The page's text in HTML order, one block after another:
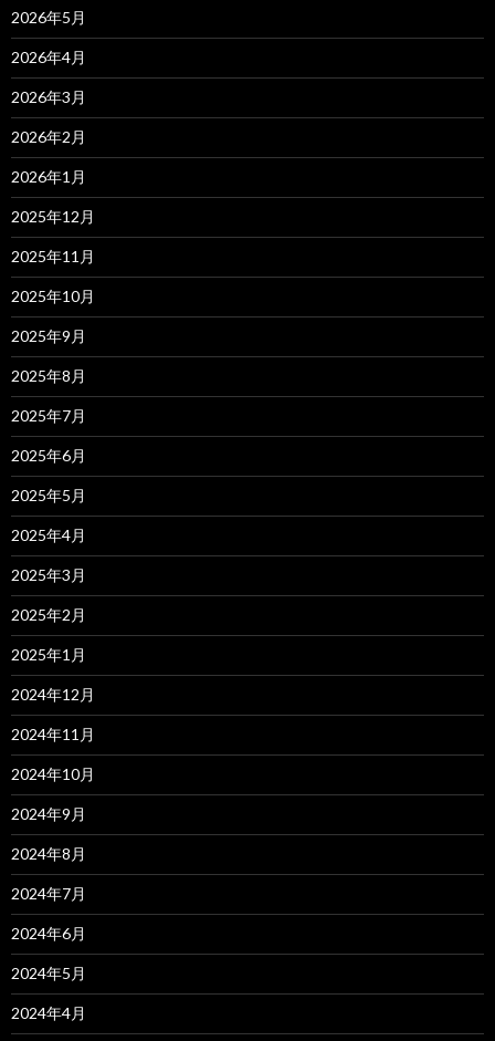
2026年5月
2026年4月
2026年3月
2026年2月
2026年1月
2025年12月
2025年11月
2025年10月
2025年9月
2025年8月
2025年7月
2025年6月
2025年5月
2025年4月
2025年3月
2025年2月
2025年1月
2024年12月
2024年11月
2024年10月
2024年9月
2024年8月
2024年7月
2024年6月
2024年5月
2024年4月